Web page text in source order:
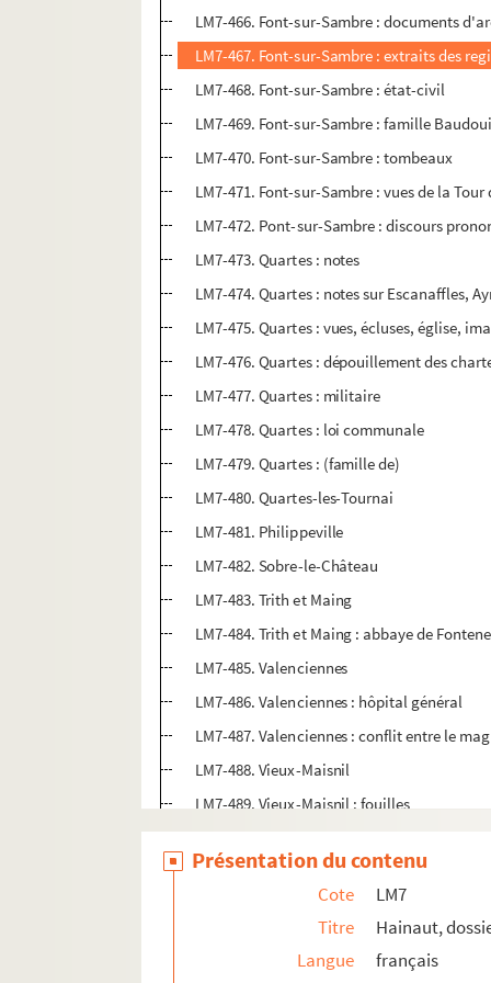
LM7-466. Font-sur-Sambre : documents
LM7-467. Font-sur-Sambre : extraits des
LM7-468. Font-sur-Sambre : état-civil
LM7-469. Font-sur-Sambre : famille
LM7-470. Font-sur-Sambre : tombeaux
LM7-471. Font-sur-Sambre : vues de la Tour
LM7-472. Pont-sur-Sambre : discours
LM7-473. Quartes : notes
LM7-474. Quartes : notes sur Escanaffles,
LM7-475. Quartes : vues, écluses, église,
LM7-476. Quartes : dépouillement des
LM7-477. Quartes : militaire
LM7-478. Quartes : loi communale
LM7-479. Quartes : (famille de)
LM7-480. Quartes-les-Tournai
LM7-481. Philippeville
LM7-482. Sobre-le-Château
LM7-483. Trith et Maing
LM7-484. Trith et Maing : abbaye de
LM7-485. Valenciennes
LM7-486. Valenciennes : hôpital général
LM7-487. Valenciennes : conflit entre le
LM7-488. Vieux-Maisnil
LM7-489. Vieux-Maisnil : fouilles
LM7-490. Carte des camps de Bossut le 24
LM7-491. Carte des camps d'Hauterive et
LM7-492. Carte des camps d'Anseroeul et
LM7-493. Carte des camps d'Hauterive et
LM7-494. Carte des camps de Renaix et
Présentation du contenu
Cote
LM7
Titre
Hainaut,
Langue
français